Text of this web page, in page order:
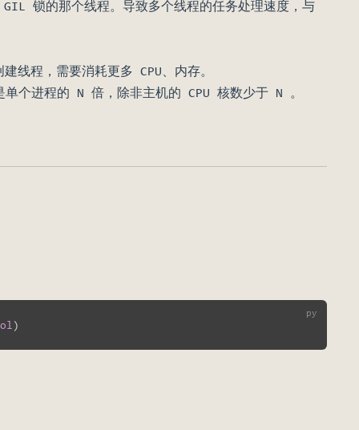
锁的那个线程。导致多个线程的任务处理速度，与
线程，需要消耗更多 CPU、内存。
个进程的 N 倍，除非主机的 CPU 核数少于 N 。
)